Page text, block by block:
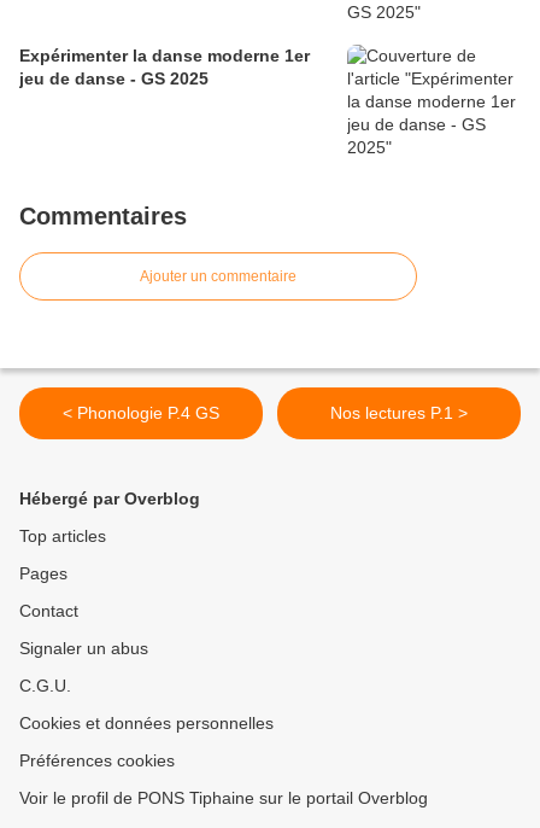
Expérimenter la danse moderne 1er
jeu de danse - GS 2025
Commentaires
Ajouter un commentaire
< Phonologie P.4 GS Nos lectures P.1 >
Hébergé par Overblog
Top articles
Pages
Contact
Signaler un abus
C.G.U.
Cookies et données personnelles
Préférences cookies
Voir le profil de PONS Tiphaine sur le portail Overblog